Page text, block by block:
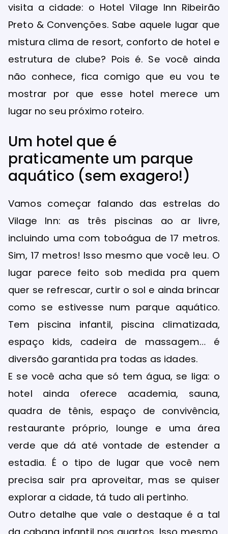
visita a cidade: o Hotel Vilage Inn Ribeirão
Preto & Convenções. Sabe aquele lugar que
mistura clima de resort, conforto de hotel e
estrutura de clube? Pois é. Se você ainda
não conhece, fica comigo que eu vou te
mostrar por que esse hotel merece um
lugar no seu próximo roteiro.
Um hotel que é
praticamente um parque
aquático (sem exagero!)
Vamos começar falando das estrelas do
Vilage Inn: as três piscinas ao ar livre,
incluindo uma com toboágua de 17 metros.
Sim, 17 metros! Isso mesmo que você leu. O
lugar parece feito sob medida pra quem
quer se refrescar, curtir o sol e ainda brincar
como se estivesse num parque aquático.
Tem piscina infantil, piscina climatizada,
espaço kids, cadeira de massagem… é
diversão garantida pra todas as idades.
E se você acha que só tem água, se liga: o
hotel ainda oferece academia, sauna,
quadra de tênis, espaço de convivência,
restaurante próprio, lounge e uma área
verde que dá até vontade de estender a
estadia. É o tipo de lugar que você nem
precisa sair pra aproveitar, mas se quiser
explorar a cidade, tá tudo ali pertinho.
Outro detalhe que vale o destaque é a tal